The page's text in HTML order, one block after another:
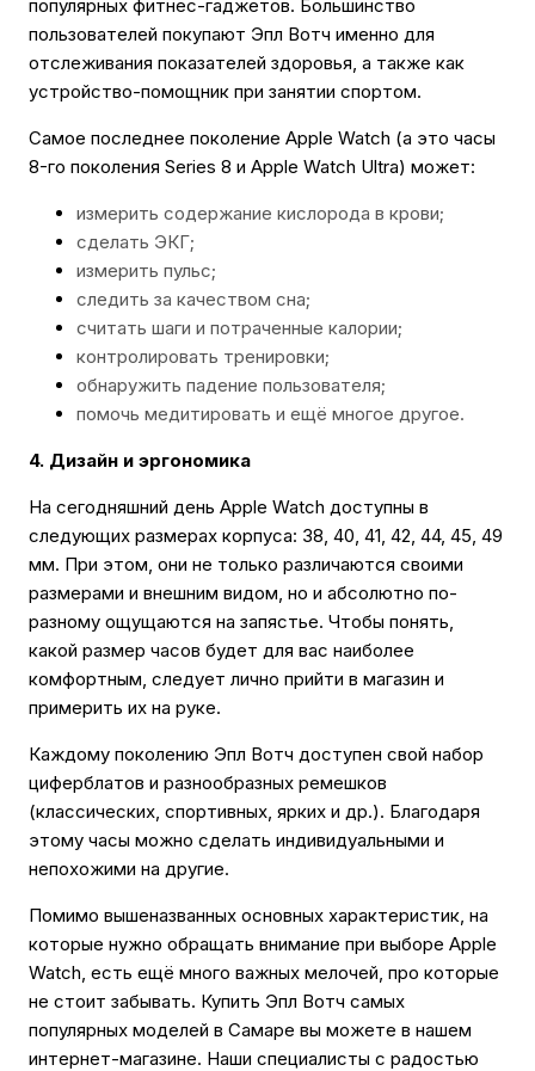
популярных фитнес-гаджетов. Большинство
пользователей покупают Эпл Вотч именно для
отслеживания показателей здоровья, а также как
устройство-помощник при занятии спортом.
Самое последнее поколение Apple Watch (а это часы
8-го поколения Series 8 и Apple Watch Ultra) может:
измерить содержание кислорода в крови;
сделать ЭКГ;
измерить пульс;
следить за качеством сна;
считать шаги и потраченные калории;
контролировать тренировки;
обнаружить падение пользователя;
помочь медитировать и ещё многое другое.
4. Дизайн и эргономика
На сегодняшний день Apple Watch доступны в
следующих размерах корпуса: 38, 40, 41, 42, 44, 45, 49
мм. При этом, они не только различаются своими
размерами и внешним видом, но и абсолютно по-
разному ощущаются на запястье. Чтобы понять,
какой размер часов будет для вас наиболее
комфортным, следует лично прийти в магазин и
примерить их на руке.
Каждому поколению Эпл Вотч доступен свой набор
циферблатов и разнообразных ремешков
(классических, спортивных, ярких и др.). Благодаря
этому часы можно сделать индивидуальными и
непохожими на другие.
Помимо вышеназванных основных характеристик, на
которые нужно обращать внимание при выборе Apple
Watch, есть ещё много важных мелочей, про которые
не стоит забывать. Купить Эпл Вотч самых
популярных моделей в Самаре вы можете в нашем
интернет-магазине. Наши специалисты с радостью